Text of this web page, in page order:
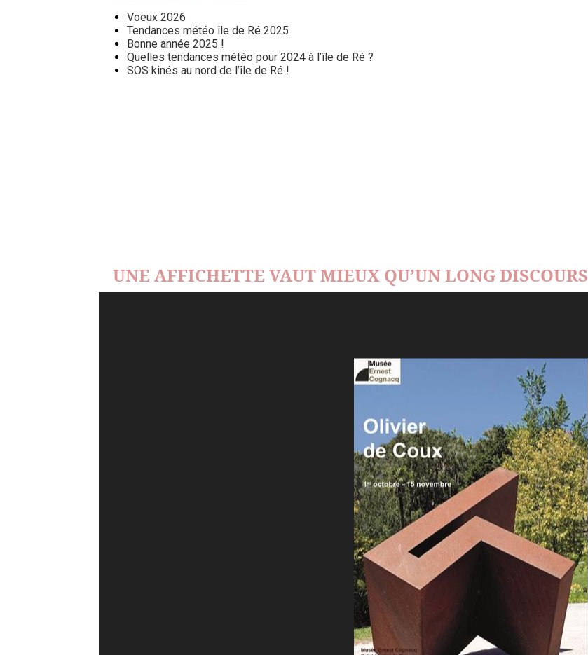
Voeux 2026
Tendances météo île de Ré 2025
Bonne année 2025 !
Quelles tendances météo pour 2024 à l’île de Ré ?
SOS kinés au nord de l’île de Ré !
UNE AFFICHETTE VAUT MIEUX QU’UN LONG DISCOURS